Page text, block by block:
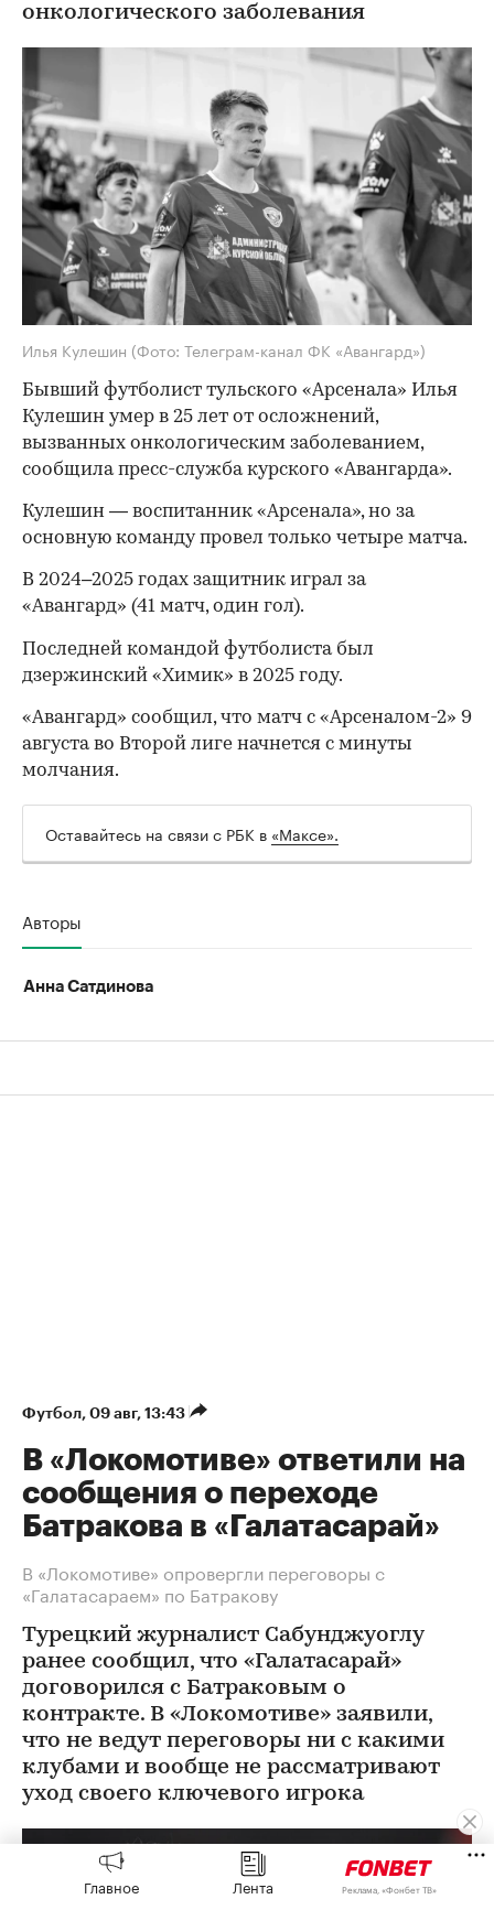
онкологического заболевания
Илья Кулешин (Фото: Телеграм-канал ФК «Авангард»)
Бывший футболист тульского «Арсенала» Илья
Кулешин умер в 25 лет от осложнений,
вызванных онкологическим заболеванием,
сообщила пресс-служба курского «Авангарда».
Кулешин — воспитанник «Арсенала», но за
основную команду провел только четыре матча.
В 2024–2025 годах защитник играл за
«Авангард» (41 матч, один гол).
00:00 / 00:00
Последней командой футболиста был
дзержинский «Химик» в 2025 году.
«Авангард» сообщил, что матч с «Арсеналом-2» 9
августа во Второй лиге начнется с минуты
молчания.
Оставайтесь на связи с РБК в «Максе».
Авторы
Анна Сатдинова
Футбол⁠, 09 авг, 13:43
В «Локомотиве» ответили на
сообщения о переходе
Батракова в «Галатасарай»
В «Локомотиве» опровергли переговоры с
«Галатасараем» по Батракову
Турецкий журналист Сабунджуоглу
ранее сообщил, что «Галатасарай»
договорился с Батраковым о
контракте. В «Локомотиве» заявили,
что не ведут переговоры ни с какими
клубами и вообще не рассматривают
уход своего ключевого игрока
Главное Лента Реклама, «Фонбет ТВ»